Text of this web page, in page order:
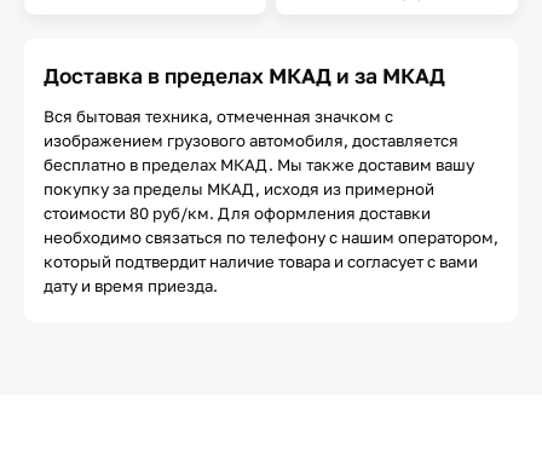
Доставка в пределах МКАД и за МКАД
Вся бытовая техника, отмеченная значком с
изображением грузового автомобиля, доставляется
бесплатно в пределах МКАД. Мы также доставим вашу
покупку за пределы МКАД, исходя из примерной
стоимости 80 руб/км. Для оформления доставки
необходимо связаться по телефону с нашим оператором,
который подтвердит наличие товара и согласует с вами
дату и время приезда.